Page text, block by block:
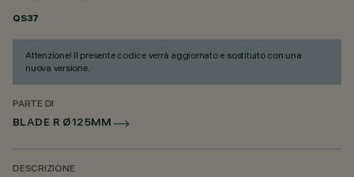
QS37
Attenzione! Il presente codice verrà aggiornato e sostituito con una
nuova versione.
PARTE DI
BLADE R Ø125MM
DESCRIZIONE